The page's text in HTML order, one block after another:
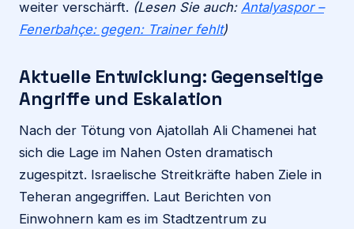
weiter verschärft. (Lesen Sie auch: Antalyaspor –
Fenerbahçe: gegen: Trainer fehlt)
Aktuelle Entwicklung: Gegenseitige
Angriffe und Eskalation
Nach der Tötung von Ajatollah Ali Chamenei hat
sich die Lage im Nahen Osten dramatisch
zugespitzt. Israelische Streitkräfte haben Ziele in
Teheran angegriffen. Laut Berichten von
Einwohnern kam es im Stadtzentrum zu